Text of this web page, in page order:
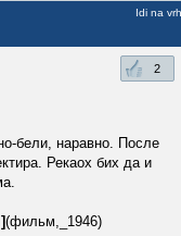
Idi na vrh
2
бели, наравно. После
Рекаох бих да и
(фильм,_1946)